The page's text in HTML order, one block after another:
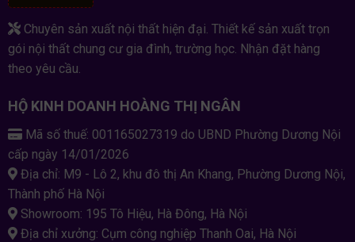
Chuyên sản xuất nội thất hiện đại. Thiết kế sản xuất trọn
gói nội thất chung cư gia đình, trường học. Nhận đặt hàng
theo yêu cầu.
HỘ KINH DOANH HOÀNG THỊ NGÂN
Mã số thuế: 001165027319 do UBND Phường Dương Nội
cấp ngày 14/01/2026
Địa chỉ: M9 - Lô 2, khu đô thị An Khang, Phường Dương Nội,
Thành phố Hà Nội
Showroom: 195 Tô Hiệu, Hà Đông, Hà Nội
Địa chỉ xưởng: Cụm công nghiệp Thanh Oai, Hà Nội